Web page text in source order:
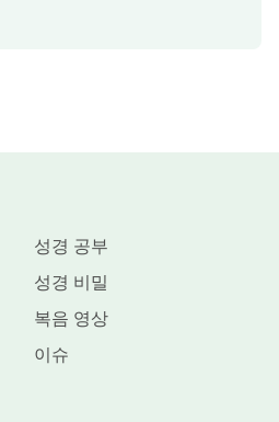
성경 공부
성경 비밀
복음 영상
이슈